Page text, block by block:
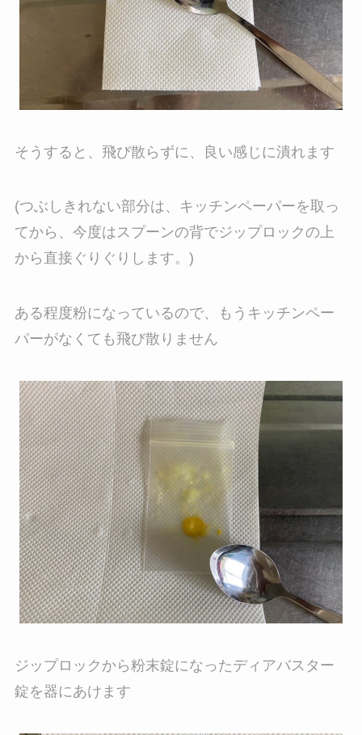
そうすると、飛び散らずに、良い感じに潰れます
(つぶしきれない部分は、キッチンペーパーを取っ
てから、今度はスプーンの背でジップロックの上
から直接ぐりぐりします。)
ある程度粉になっているので、もうキッチンペー
パーがなくても飛び散りません
ジップロックから粉末錠になったディアバスター
錠を器にあけます